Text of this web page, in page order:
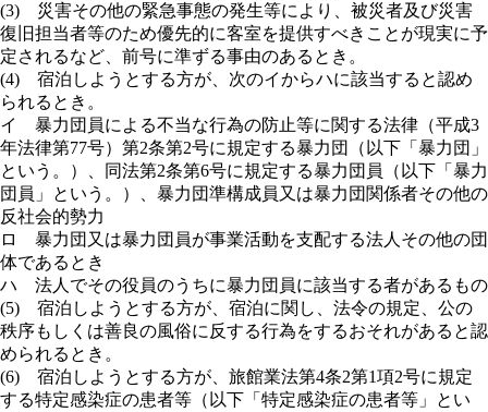
(3) 災害その他の緊急事態の発生等により、被災者及び災害
復旧担当者等のため優先的に客室を提供すべきことが現実に予
定されるなど、前号に準ずる事由のあるとき。
(4) 宿泊しようとする方が、次のイからハに該当すると認め
られるとき。
イ 暴力団員による不当な行為の防止等に関する法律（平成3
年法律第77号）第2条第2号に規定する暴力団（以下「暴力団」
という。）、同法第2条第6号に規定する暴力団員（以下「暴力
団員」という。）、暴力団準構成員又は暴力団関係者その他の
反社会的勢力
ロ 暴力団又は暴力団員が事業活動を支配する法人その他の団
体であるとき
ハ 法人でその役員のうちに暴力団員に該当する者があるもの
(5) 宿泊しようとする方が、宿泊に関し、法令の規定、公の
秩序もしくは善良の風俗に反する行為をするおそれがあると認
められるとき。
(6) 宿泊しようとする方が、旅館業法第4条2第1項2号に規定
する特定感染症の患者等（以下「特定感染症の患者等」とい